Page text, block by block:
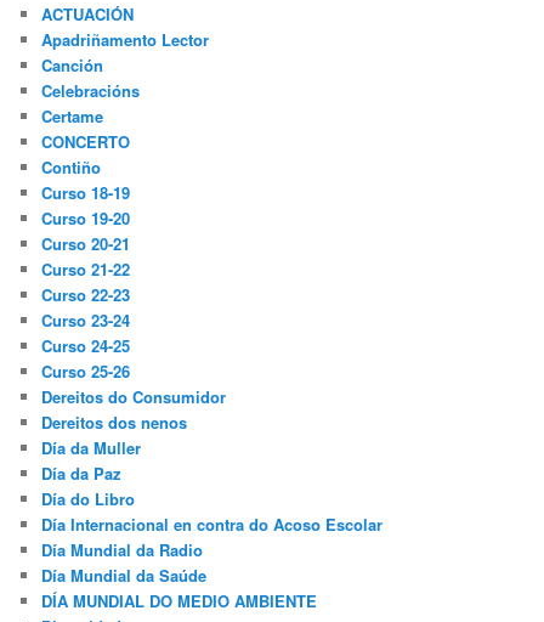
ACTUACIÓN
Apadriñamento Lector
Canción
Celebracións
Certame
CONCERTO
Contiño
Curso 18-19
Curso 19-20
Curso 20-21
Curso 21-22
Curso 22-23
Curso 23-24
Curso 24-25
Curso 25-26
Dereitos do Consumidor
Dereitos dos nenos
Día da Muller
Día da Paz
Día do Libro
Día Internacional en contra do Acoso Escolar
Día Mundial da Radio
Día Mundial da Saúde
DÍA MUNDIAL DO MEDIO AMBIENTE